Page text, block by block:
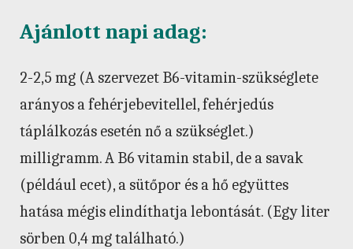
Ajánlott napi adag:
2-2,5 mg (A szervezet B6-vitamin-szükséglete
arányos a fehérjebevitellel, fehérjedús
táplálkozás esetén nő a szükséglet.)
milligramm. A B6 vitamin stabil, de a savak
(például ecet), a sütőpor és a hő együttes
hatása mégis elindíthatja lebontását. (Egy liter
sörben 0,4 mg található.)